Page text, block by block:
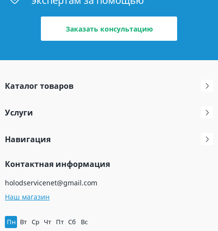
Заказать консультацию
Каталог товаров
Услуги
Навигация
Контактная информация
holodservicenet@gmail.com
Наш магазин
Пн Вт Ср Чт Пт Сб Вс